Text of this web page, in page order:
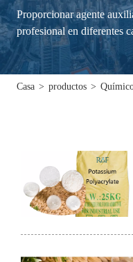
Proporcionar agente
profesional en diferentes
Casa > productos >